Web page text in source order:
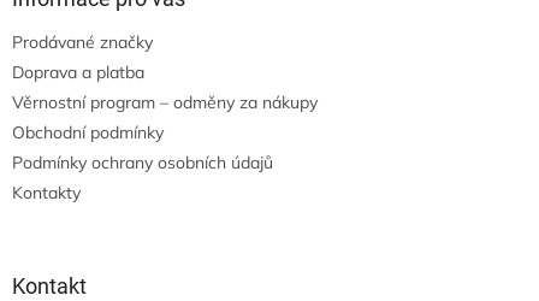
Prodávané značky
Doprava a platba
Věrnostní program – odměny za nákupy
Obchodní podmínky
Podmínky ochrany osobních údajů
Kontakty
Kontakt